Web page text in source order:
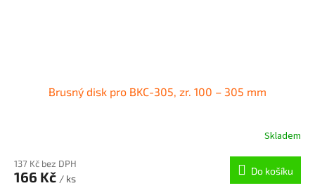
Brusný disk pro BKC-305, zr. 100 – 305 mm
Skladem
137 Kč bez DPH
166 Kč / ks
Do košíku